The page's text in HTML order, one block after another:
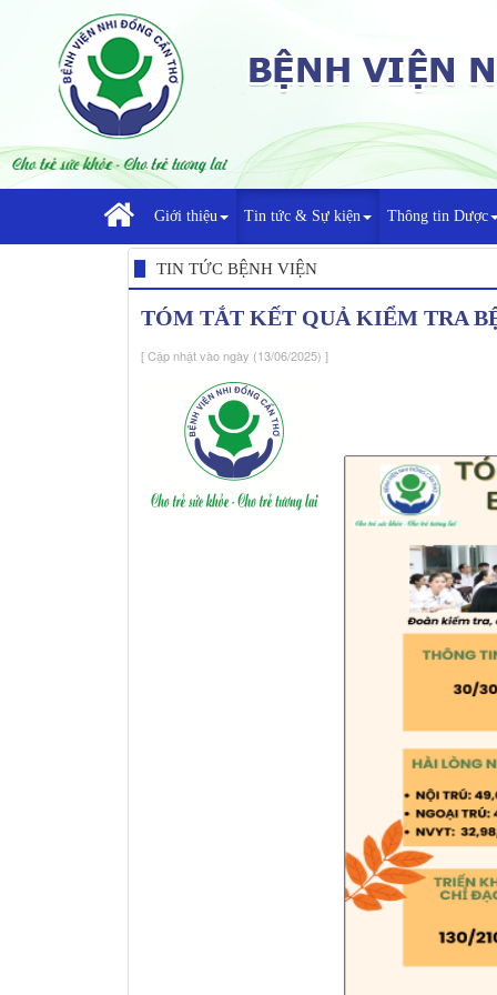
Giới thiệu Tin tức & Sự kiện Thông tin Dược
TIN TỨC BỆNH VIỆN
TÓM TẮT KẾT QUẢ KIỂM TRA
[ Cập nhật vào ngày (13/06/2025) ]